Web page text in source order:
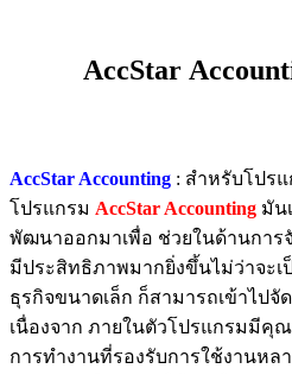
AccStar
AccStar Accounting : สำหรับโปร
โปรแกรม AccStar Accounting มัน
พัฒนาออกมาเพื่อ ช่วยในด้านการ
มีประสิทธิภาพมากยิ่งขึ้นไม่ว่าจะ
ธุรกิจขนาดเล็ก ก็สามารถเข้าไปจั
เนื่องจาก ภายในตัวโปรแกรมมีคุณ
การทำงานที่รองรับการใช้งานหล